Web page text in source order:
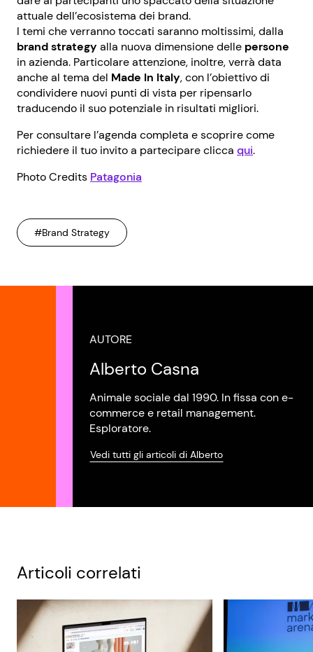
attuale dell’ecosistema dei brand.
I temi che verranno toccati saranno moltissimi, dalla
brand strategy alla nuova dimensione delle persone
in azienda. Particolare attenzione, inoltre, verrà data
anche al tema del Made In Italy, con l’obiettivo di
condividere nuovi punti di vista per ripensarlo
traducendo il suo potenziale in risultati migliori.
Per consultare l’agenda completa e scoprire come
richiedere il tuo invito a partecipare clicca qui.
Photo Credits Patagonia
#Brand Strategy
AUTORE
Alberto Casna
Animale sociale dal 1990. In fissa con e-
commerce e retail management.
Esploratore.
Vedi tutti gli articoli di Alberto
Articoli correlati